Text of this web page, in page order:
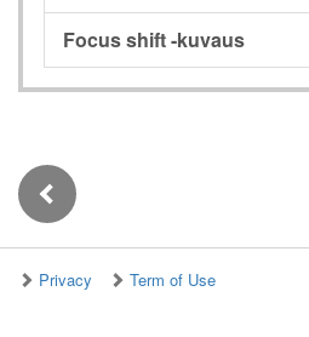
Focus shift -kuvaus
Privacy Term of Use